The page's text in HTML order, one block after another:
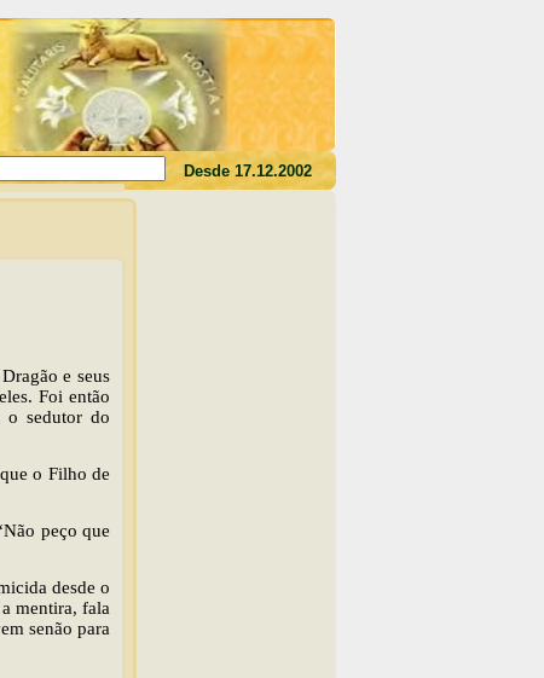
o seu sangue, não tereis a vida em vós"(Jo 6,53)
Desde 17.12.2002
e seus
Foi então
o sedutor do
o Filho de
peço que
desde o
mentira, fala
senão para